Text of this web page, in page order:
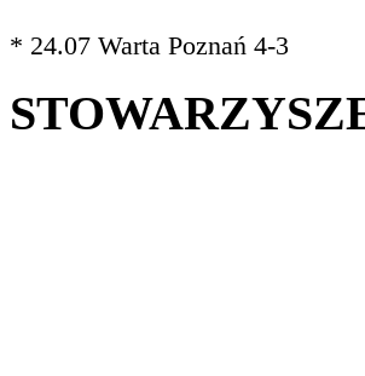
* 24.07 Warta Poznań 4-3